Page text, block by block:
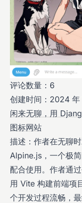
评论数量：6
创建时间：2024
闲来无聊，用
图标网站
描述：作者在无聊
Alpine.js，一个极
配合使用。作者通
用 Vite 构建前端项
个开发过程流畅，